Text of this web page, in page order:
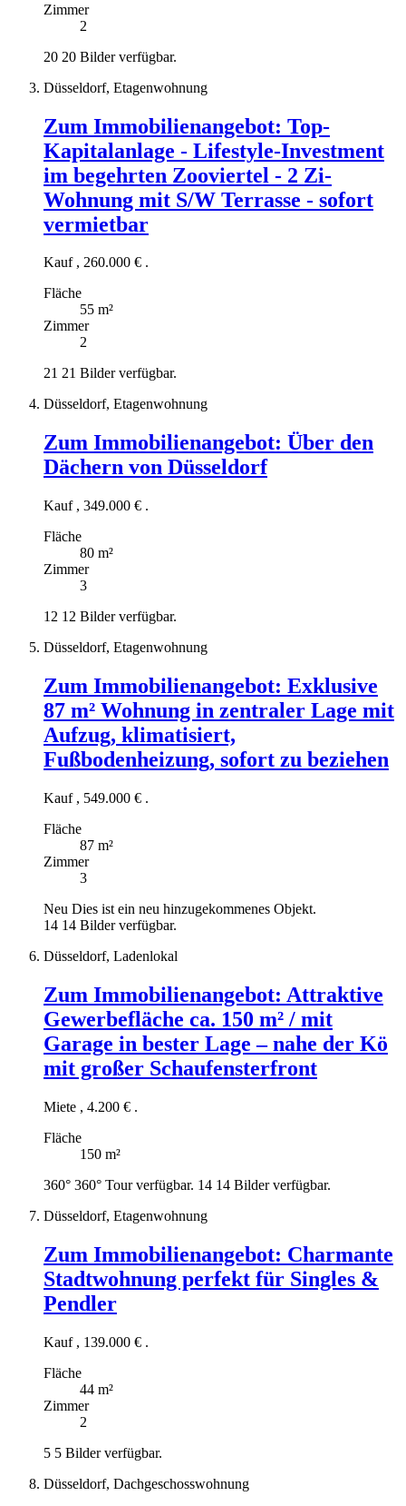
Zimmer
2
20 20 Bilder verfügbar.
Düsseldorf, Etagenwohnung
Zum Immobilienangebot: Top-
Kapitalanlage - Lifestyle-Investment
im begehrten Zooviertel - 2 Zi-
Wohnung mit S/W Terrasse - sofort
vermietbar
Kauf , 260.000 € .
Fläche
55 m²
Zimmer
2
21 21 Bilder verfügbar.
Düsseldorf, Etagenwohnung
Zum Immobilienangebot: Über den
Dächern von Düsseldorf
Kauf , 349.000 € .
Fläche
80 m²
Zimmer
3
12 12 Bilder verfügbar.
Düsseldorf, Etagenwohnung
Zum Immobilienangebot: Exklusive
87 m² Wohnung in zentraler Lage mit
Aufzug, klimatisiert,
Fußbodenheizung, sofort zu beziehen
Kauf , 549.000 € .
Fläche
87 m²
Zimmer
3
Neu Dies ist ein neu hinzugekommenes Objekt.
14 14 Bilder verfügbar.
Düsseldorf, Ladenlokal
Zum Immobilienangebot: Attraktive
Gewerbefläche ca. 150 m² / mit
Garage in bester Lage – nahe der Kö
mit großer Schaufensterfront
Miete , 4.200 € .
Fläche
150 m²
360° 360° Tour verfügbar. 14 14 Bilder verfügbar.
Düsseldorf, Etagenwohnung
Zum Immobilienangebot: Charmante
Stadtwohnung perfekt für Singles &
Pendler
Kauf , 139.000 € .
Fläche
44 m²
Zimmer
2
5 5 Bilder verfügbar.
Düsseldorf, Dachgeschosswohnung